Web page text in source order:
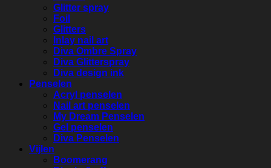
Glitter spray
Foil
Glitters
Inlay nail art
Diva Ombre Spray
Diva Glitterspray
Diva design ink
Penselen
Acryl penselen
Nail art penselen
My Dream Penselen
Gel penselen
Diva Penselen
Vijlen
Boomerang